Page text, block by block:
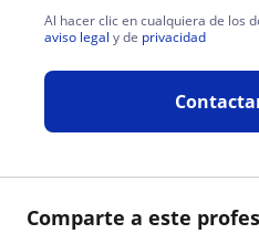
Comparte a este
Al hacer clic en cualquiera de los
aviso legal y de privacidad